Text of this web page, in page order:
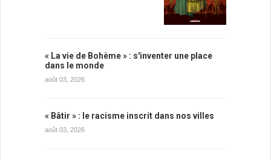
« La vie de Bohème » : s'inventer une place
dans le monde
août 03, 2026
« Bâtir » : le racisme inscrit dans nos villes
août 03, 2026